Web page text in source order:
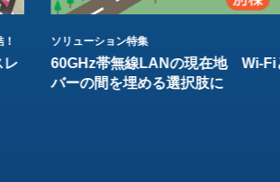
レ
ソリューション特集
60GHz帯無線LANの現在地 Wi-Fi
バーの間を埋める選択肢に